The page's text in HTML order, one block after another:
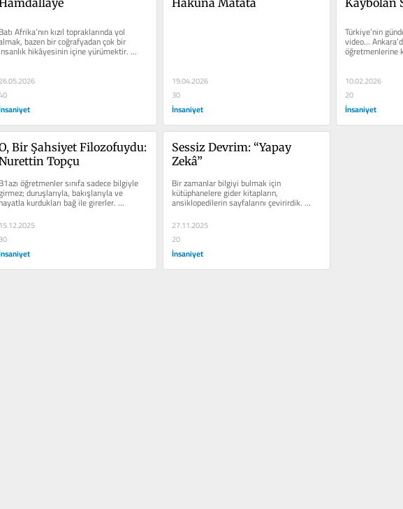
Batı Afrika’nın kızıl topraklarında yol
bazen bir coğrafyadan çok bir
insanlık hikâyesinin içine yürümektir.
Nijer’de görev...
26.05.2026
19.04.2026
30
İnsaniyet
Türkiye’nin
video…
öğretmenlerine
10.02.2026
20
İnsaniyet
Bir Şahsiyet Filozofuydu:
Topçu
B1azı öğretmenler sınıfa sadece bilgiyle
duruşlarıyla, bakışlarıyla ve
kurdukları bağ ile girerler.
Öğrencinin aklından...
15.12.2025
30
Sessiz Devrim: “Yapay
Zekâ”
Bir zamanlar bilgiyi bulmak için
kütüphanelere gider kitapların,
ansiklopedilerin sayfalarını çevirirdik.
Cevabı ararken kelimelerle mücadele...
27.11.2025
20
İnsaniyet